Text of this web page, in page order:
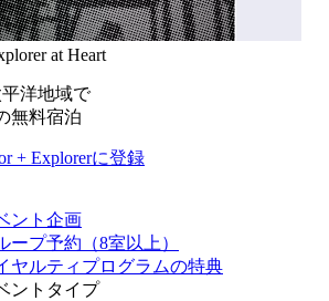
at Heart
洋地域で
無料宿泊
+ Explorerに登録
ント企画
ープ予約（8室以上）
ヤルティプログラムの特典
ントタイプ